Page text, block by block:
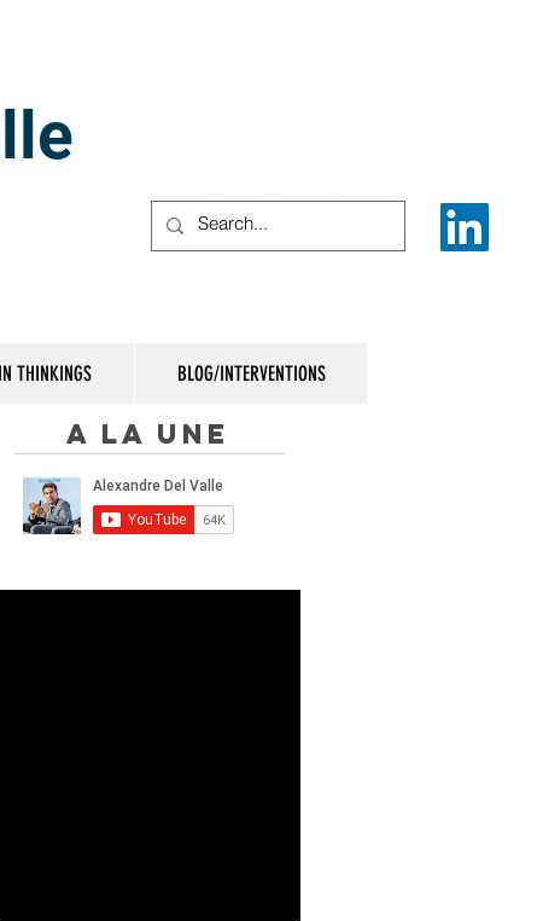
THINKINGS BLOG/INTERVENTIONS
A la une